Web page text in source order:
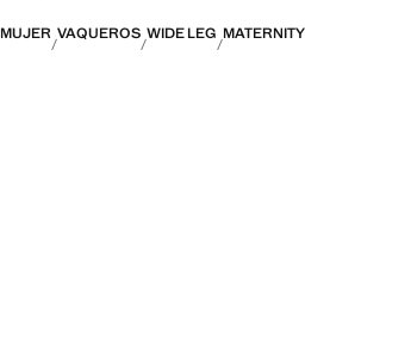
MUJER VAQUEROS WIDE LEG MATERNITY